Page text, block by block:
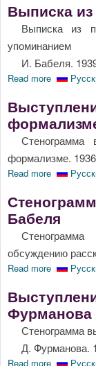
Выписка
Выписка из
упоминанием
И. Бабеля.
Read more about
формализме. 1936
Read more about
Бабеля
Стенограмма
обсуждению
Read more about
Фурманова
Стенограмма
Д. Фурманова.
Read more about